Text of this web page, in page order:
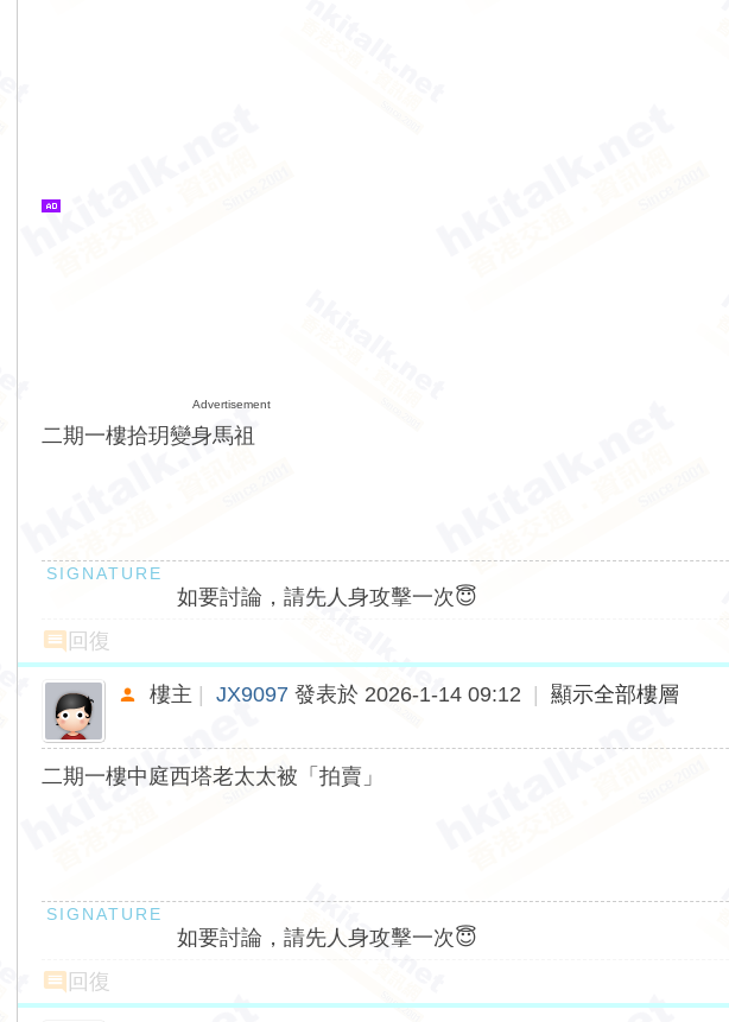
Advertisement
二期一樓拾玥變身馬祖
如要討論，請先人身攻擊一次😇
回復
樓主 JX9097 發表於 2026-1-14 09:12 顯示全部樓層
二期一樓中庭西塔老太太被「拍賣」
如要討論，請先人身攻擊一次😇
回復